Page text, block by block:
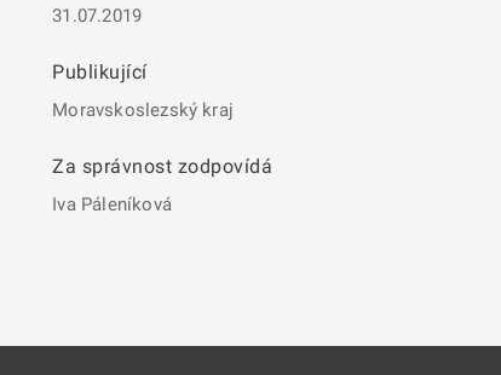
31.07.2019
Publikující
Moravskoslezský kraj
Za správnost zodpovídá
Iva Páleníková